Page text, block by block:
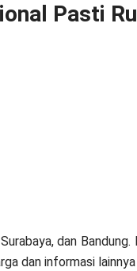
Pasti
dan Bandung.
dan informasi